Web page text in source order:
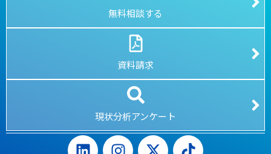
無料相談する
資料請求
現状分析アンケート